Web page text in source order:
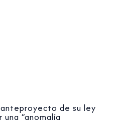
de su ley
una “anomalía